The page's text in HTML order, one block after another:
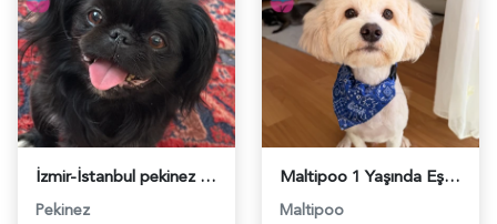
İzmir-İstanbul pekinez eş arıyoruz - 118984675
Pekinez
Maltipoo 1 Yaşında Eş Arıyor - 118984669
Maltipoo